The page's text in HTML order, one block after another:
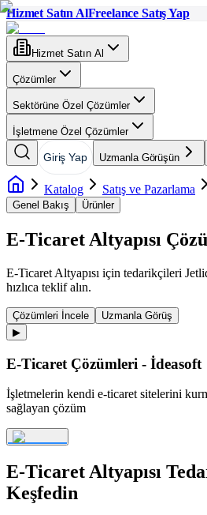
Hizmet Satın AlFreelance Satış Yap
Hizmet Satın Al
Çözümler
Sektörüne Özel Çözümler
İşletmene Özel Çözümler
Giriş Yap Uzmanla Görüşün
Katalog Satış ve Pazarlama
Genel Bakış Ürünler
E-Ticaret Altyapısı
E-Ticaret Altyapısı için tedarikçileri
hızlıca teklif alın.
Çözümleri İncele
Uzmanla Görüş
▶
E-Ticaret Çözümleri - İdeasoft
İşletmelerin kendi e-ticaret sitelerini
sağlayan çözüm
E-Ticaret Altyapısı
Keşfedin